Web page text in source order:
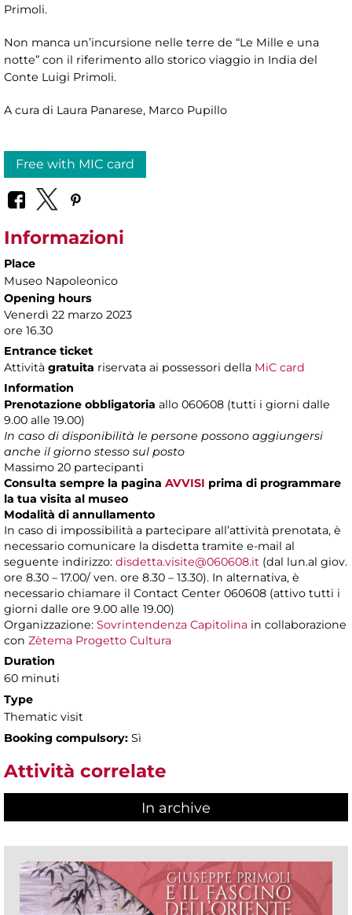
Primoli.
Non manca un’incursione nelle terre de “Le Mille e una
notte” con il riferimento allo storico viaggio in India del
Conte Luigi Primoli.
A cura di Laura Panarese, Marco Pupillo
Free with MIC card
Informazioni
Place
Museo Napoleonico
Opening hours
Venerdì 22 marzo 2023
ore 16.30
Entrance ticket
Attività gratuita riservata ai possessori della MiC card
Information
Prenotazione obbligatoria allo 060608 (tutti i giorni dalle
9.00 alle 19.00)
In caso di disponibilità le persone possono aggiungersi
anche il giorno stesso sul posto
Massimo 20 partecipanti
Consulta sempre la pagina AVVISI prima di programmare
la tua visita al museo
Modalità di annullamento
In caso di impossibilità a partecipare all’attività prenotata, è
necessario comunicare la disdetta tramite e-mail al
seguente indirizzo: disdetta.visite@060608.it (dal lun.al giov.
ore 8.30 – 17.00/ ven. ore 8.30 – 13.30). In alternativa, è
necessario chiamare il Contact Center 060608 (attivo tutti i
giorni dalle ore 9.00 alle 19.00)
Organizzazione: Sovrintendenza Capitolina in collaborazione
con Zètema Progetto Cultura
Duration
60 minuti
Type
Thematic visit
Booking compulsory: Sì
Attività correlate
In archive